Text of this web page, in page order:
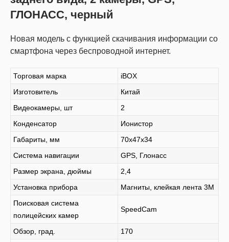
ГЛОНАСС, черный
Новая модель с функцией скачивания информации со
смартфона через беспроводной интернет.
Торговая марка
iBOX
Изготовитель
Китай
Видеокамеры, шт
2
Конденсатор
Ионистор
Габариты, мм
70х47х34
Система навигации
GPS, Глонасс
Размер экрана, дюймы
2,4
Установка прибора
Магниты, клейкая лента 3М
Поисковая система
полицейских камер
SpeedCam
Обзор, град. 170